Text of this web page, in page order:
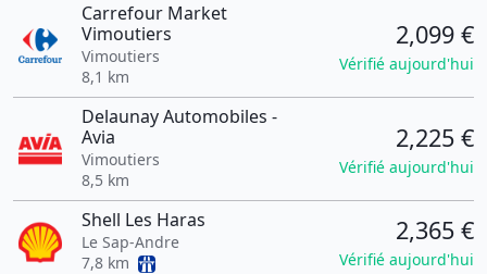
Carrefour Market
Vimoutiers
Vimoutiers
8,1 km
2,099 €
Vérifié aujourd'hui
Delaunay Automobiles -
Avia
Vimoutiers
8,5 km
2,225 €
Vérifié aujourd'hui
Shell Les Haras
Le Sap-Andre
7,8 km
2,365 €
Vérifié aujourd'hui